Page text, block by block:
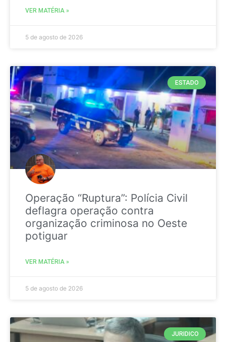
VER MATÉRIA »
5 de agosto de 2026
ESTADO
Operação “Ruptura”: Polícia Civil
deflagra operação contra
organização criminosa no Oeste
potiguar
VER MATÉRIA »
5 de agosto de 2026
JURIDICO